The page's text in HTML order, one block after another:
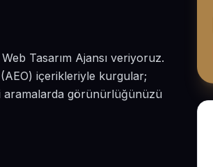
Tasarım Ajansı veriyoruz.
içerikleriyle kurgular;
aramalarda görünürlüğünüzü